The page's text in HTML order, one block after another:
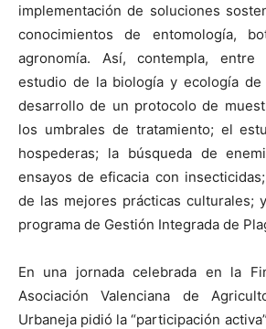
implementación de soluciones
conocimientos de entomología,
agronomía. Así, contempla,
estudio de la biología y ecología
desarrollo de un protocolo de
los umbrales de tratamiento; el
hospederas; la búsqueda de
ensayos de eficacia con
de las mejores prácticas culturales;
programa de Gestión Integrada de
En una jornada celebrada en la
Asociación Valenciana de
Urbaneja pidió la “participación